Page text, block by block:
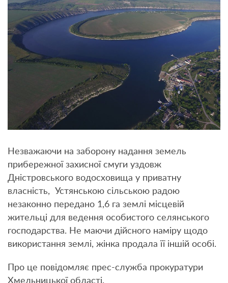
Незважаючи на заборону надання земель
прибережної захисної смуги уздовж
Дністровського водосховища у приватну
власність, Устянською сільською радою
незаконно передано 1,6 га землі місцевій
жительці для ведення особистого селянського
господарства. Не маючи дійсного наміру щодо
використання землі, жінка продала її іншій особі.
Про це повідомляє прес-служба прокуратури
Хмельницької області.